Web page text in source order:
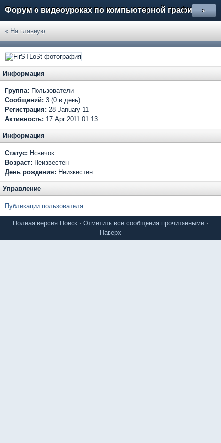
Форум о видеоуроках по компьютерной графике »
« На главную
Информация
Группа: Пользователи
Сообщений: 3 (0 в день)
Регистрация: 28 January 11
Активность: 17 Apr 2011 01:13
Информация
Статус: Новичок
Возраст: Неизвестен
День рождения: Неизвестен
Управление
Публикации пользователя
Полная версия Поиск · Отметить все сообщения прочитанными ·
Наверх